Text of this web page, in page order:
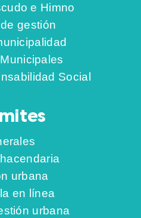
e Himno
gestión
Social
urbana
en línea
urbana